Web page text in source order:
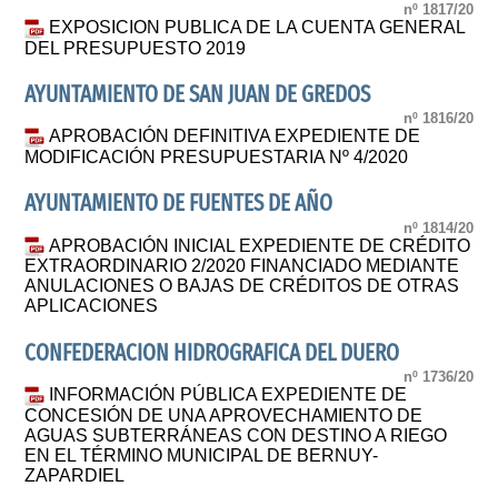
nº 1817/20
EXPOSICION PUBLICA DE LA CUENTA GENERAL
DEL PRESUPUESTO 2019
AYUNTAMIENTO DE SAN JUAN DE GREDOS
nº 1816/20
APROBACIÓN DEFINITIVA EXPEDIENTE DE
MODIFICACIÓN PRESUPUESTARIA Nº 4/2020
AYUNTAMIENTO DE FUENTES DE AÑO
nº 1814/20
APROBACIÓN INICIAL EXPEDIENTE DE CRÉDITO
EXTRAORDINARIO 2/2020 FINANCIADO MEDIANTE
ANULACIONES O BAJAS DE CRÉDITOS DE OTRAS
APLICACIONES
CONFEDERACION HIDROGRAFICA DEL DUERO
nº 1736/20
INFORMACIÓN PÚBLICA EXPEDIENTE DE
CONCESIÓN DE UNA APROVECHAMIENTO DE
AGUAS SUBTERRÁNEAS CON DESTINO A RIEGO
EN EL TÉRMINO MUNICIPAL DE BERNUY-
ZAPARDIEL